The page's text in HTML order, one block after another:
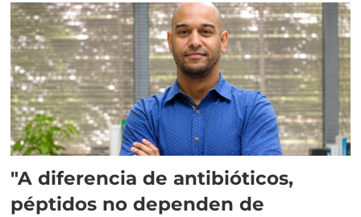
"A diferencia de antibióticos,
péptidos no dependen de